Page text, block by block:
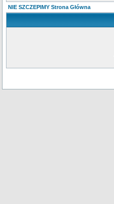
NIE SZCZEPIMY Strona Główna